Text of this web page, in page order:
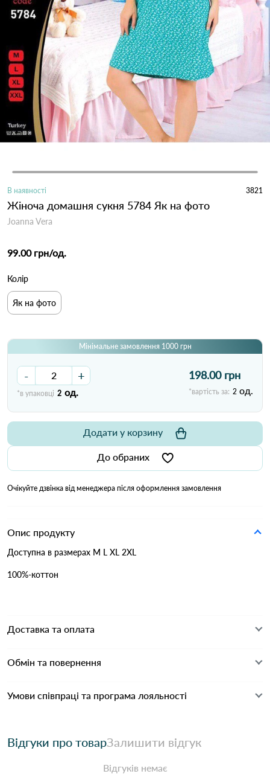
В наявності 3821
Жіноча домашня сукня 5784 Як на фото
Joanna Vera
99.00 грн/од.
Колір
Як на фото
Мінімальне замовлення 1000 грн
- +
*в упаковці 2 од.
198.00 грн
*вартість за: 2 од.
До обраних
Додати у корзину
Очікуйте дзвінка від менеджера після оформлення замовлення
Опис продукту
Доступна в размерах M L XL 2XL
100%-коттон
Доставка та оплата
Обмін та повернення
Умови співпраці та програма лояльності
Відгуки про товарЗалишити відгук
Відгуків немає